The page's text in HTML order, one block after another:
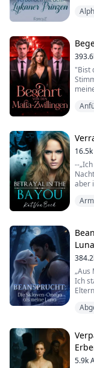
und
"Bist
"Geh
"So
16.5k
--
aber
--
Luna
„Aus
Ich
„Ich
a...
5.9k